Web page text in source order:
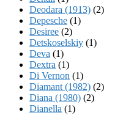
Deodara (1913) (2)
Depesche (1)
Desiree (2)
Detskoselskiy (1)
Deva (1)
Dextra (1)
Di Vernon (1)
Diamant (1982) (2)
Diana (1980) (2)
Dianella (1)